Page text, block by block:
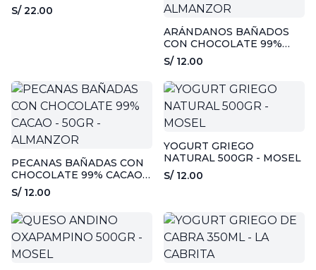
S/ 22.00
ARÁNDANOS BAÑADOS
CON CHOCOLATE 99%
CACAO 50GR - ALMANZOR
S/ 12.00
PECANAS BAÑADAS CON
CHOCOLATE 99% CACAO -
50GR - ALMANZOR
S/ 12.00
YOGURT GRIEGO
NATURAL 500GR - MOSEL
S/ 12.00